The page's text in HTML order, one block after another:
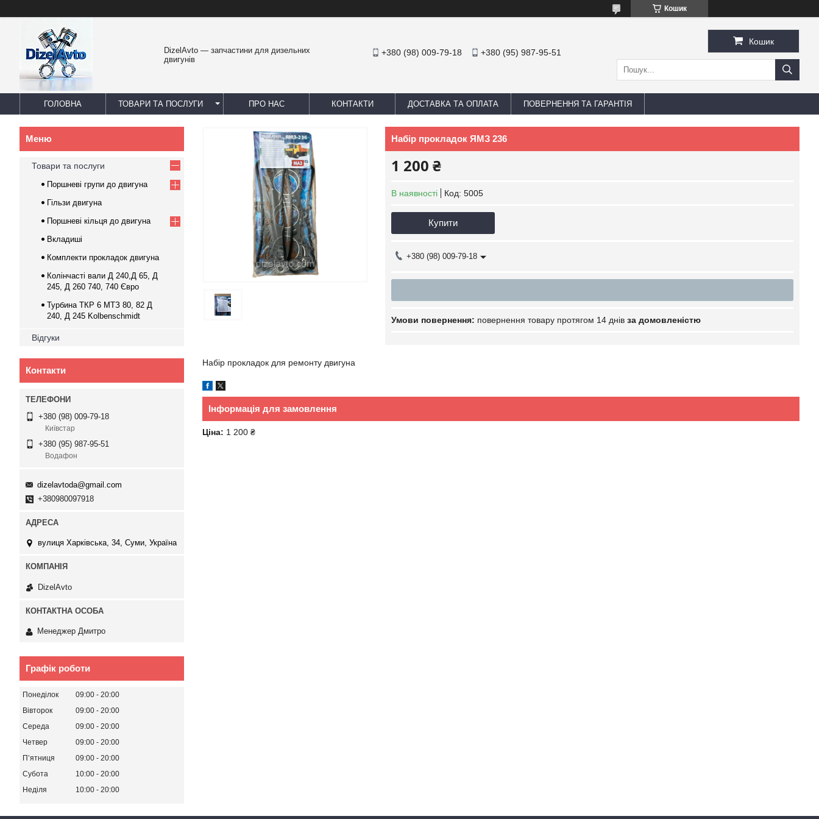
Кошик
DizelAvto — запчастини для дизельних
двигунів
+380 (98) 009-79-18 +380 (95) 987-95-51
Кошик
ГОЛОВНА ТОВАРИ ТА ПОСЛУГИ ПРО НАС КОНТАКТИ ДОСТАВКА ТА ОПЛАТА ПОВЕРНЕННЯ ТА ГАРАНТІЯ
Набір прокладок ЯМЗ 236
1 200 ₴
В наявності Код: 5005
Купити
+380 (98) 009-79-18
повернення товару протягом 14 днів за домовленістю
Набір прокладок для ремонту двигуна
Інформація для замовлення
Ціна: 1 200 ₴
Товари та послуги
Поршневі групи до двигуна
Гільзи двигуна
Поршневі кільця до двигуна
Вкладиші
Комплекти прокладок двигуна
Колінчасті вали Д 240,Д 65, Д
245, Д 260 740, 740 Євро
Турбина ТКР 6 МТЗ 80, 82 Д
240, Д 245 Kolbenschmidt
Відгуки
Контакти
+380 (98) 009-79-18
Київстар
+380 (95) 987-95-51
Водафон
dizelavtoda@gmail.com
+380980097918
вулиця Харківська, 34, Суми, Україна
DizelAvto
Менеджер Дмитро
Графік роботи
Понеділок 09:00
20:00
Вівторок
09:00
20:00
Середа
09:00
20:00
Четвер
09:00
20:00
Пʼятниця
09:00
20:00
Субота
10:00
20:00
Неділя
10:00 20:00